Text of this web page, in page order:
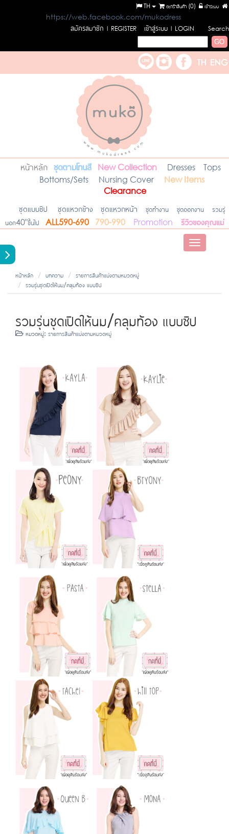
เข้าระบบ
ตะกร้าสินค้า (0)
TH
https://web.facebook.com/mukodress
สมัครสมาชิก l REGISTER เข้าสู่ระบบ l LOGIN Search
หน้าหลัก ชุดตามโทนสี New Collection Dresses
Tops
Bottoms/Sets
Nursing Cover
New Items
Clearance
ชุดแบบซิป ชุดแหวกข้าง ชุดแหวกหน้า ชุดทำงาน ชุดออกงาน
รวมรุ่
นอก40"ขึ้นไป
ALL590-690 790-990 Promotion รีวิวของคุณแม่
Toggle
หน้าหลัก บทความ
รายการสินค้าแบ่งตามหมวดหมู่
รวมรุ่นชุดเปิดให้นม/คลุมท้อง แบบซิป
รวมรุ่นชุดเปิดให้นม/คลุมท้อง แบบซิป
หมวดหมู่: รายการสินค้าแบ่งตามหมวดหมู่